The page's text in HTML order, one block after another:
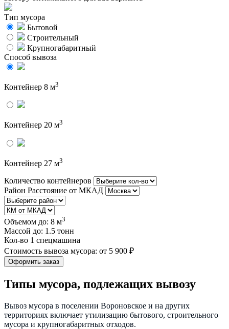
Тип мусора
Бытовой
Строительный
Крупногабаритный
Способ вывоза
Контейнер 8 м3
Контейнер 20 м3
Контейнер 27 м3
Количество контейнеров
Район Расстояние от МКАД
Объемом до: 8 м3
Массой до: 1.5 тонн
Кол-во 1 спецмашина
Cтоимость вывоза мусора: от 5 900 ₽
Оформить заказ
Типы мусора, подлежащих вывозу
Вывоз мусора в поселении Вороновское и на других
территориях включает утилизацию бытового, строительного
мусора и крупногабаритных отходов.